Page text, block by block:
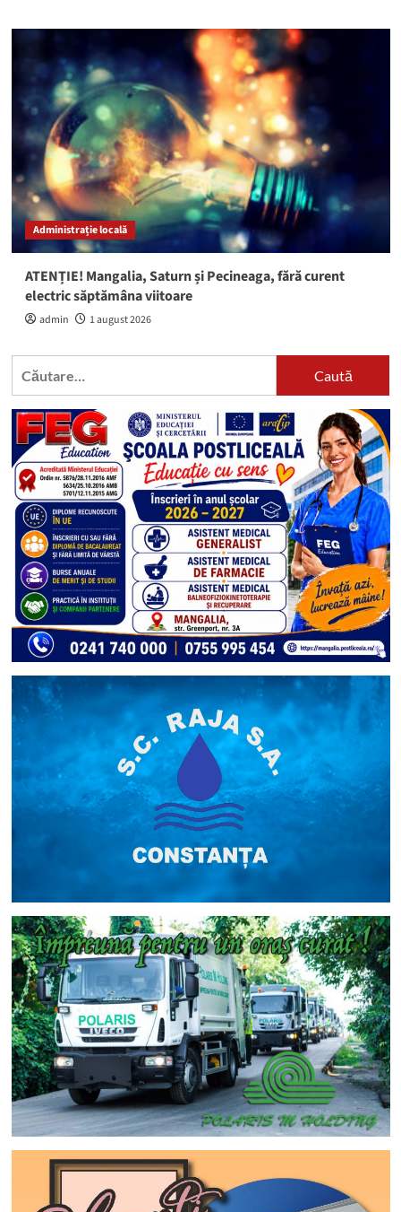
Administrație locală
ATENȚIE! Mangalia, Saturn și Pecineaga, fără curent
electric săptămâna viitoare
admin 1 august 2026
Caută